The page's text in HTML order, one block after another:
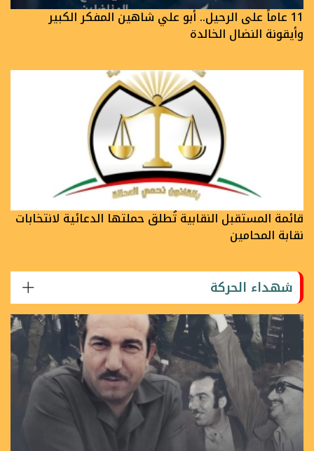
11 عاماً على الرحيل.. أبو علي شاهين المفكر الكبير
وأيقونة النضال الخالدة
قائمة المستقبل النقابية تُطلق حملتها الدعائية لانتخابات
نقابة المحامين
شهداء الحركة